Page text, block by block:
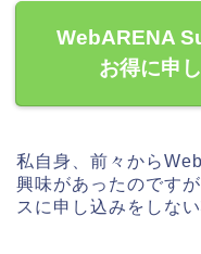
WebARENA
お得に申
私自身、前々から
興味があったのです
スに申し込みをしな